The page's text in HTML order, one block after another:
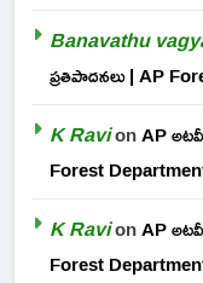
Banavathu
ప్రతిపాదనలు | AP
K RavionAP
Forest
K RavionAP
Forest